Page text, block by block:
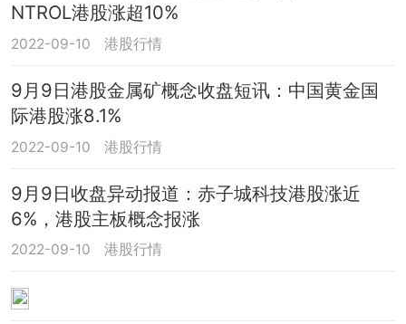
NTROL港股涨超10%
2022-09-10 港股行情
9月9日港股金属矿概念收盘短讯：中国黄金国
际港股涨8.1%
2022-09-10 港股行情
9月9日收盘异动报道：赤子城科技港股涨近
6%，港股主板概念报涨
2022-09-10 港股行情